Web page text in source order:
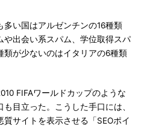
い国はアルゼンチンの16種類
や出会い系スパム、学位取得スパ
類が少ないのはイタリアの6種類
FIFAワールドカップのような
目立った。こうした手口には、
サイトを表示させる「SEOポイ